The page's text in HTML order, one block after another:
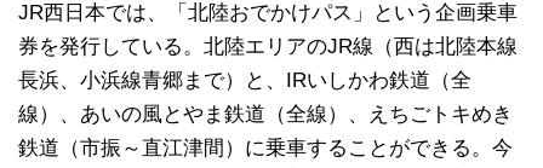
JR西日本では、「北陸おでかけパス」という企画乗車
券を発行している。北陸エリアのJR線（西は北陸本線
長浜、小浜線青郷まで）と、IRいしかわ鉄道（全
線）、あいの風とやま鉄道（全線）、えちごトキめき
鉄道（市振～直江津間）に乗車することができる。今